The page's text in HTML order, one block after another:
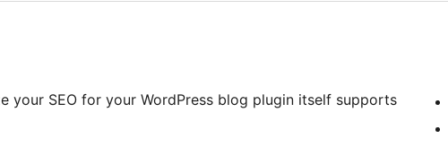
your SEO for your WordPress blog plugin itself supports